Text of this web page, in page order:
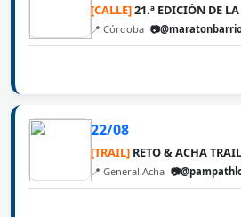
[CALLE]21.ª EDICIÓN DE LA
📍 Córdoba
22/08
[TRAIL] RETO & ACHA TRAIL
📍 General Acha